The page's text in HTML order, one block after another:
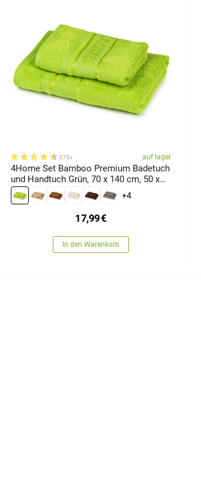
375x auf lager
4Home Set Bamboo Premium Badetuch
und Handtuch Grün, 70 x 140 cm, 50 x
100 cm
+4
17,99€
In den Warenkorb